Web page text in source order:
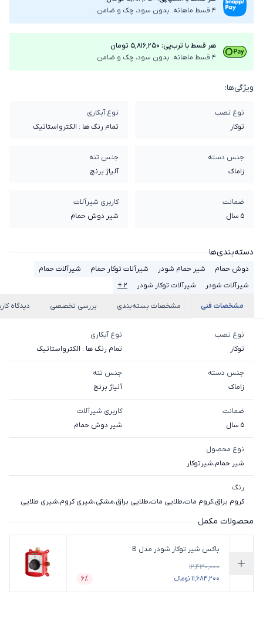
4 قسط ماهانه. بدون سود، چک و ضامن.
هر قسط با ترب‌پی: ۵٬۸۱۶٬۲۵۰ تومان
4 قسط ماهانه. بدون سود، چک و ضامن.
ویژگی‌ها:
نوع نصب
توکار
نوع آبکاری
تمام رنگ ها : الکترواستاتیک
جنس دسته
زاماک
جنس تنه
آلیاژ برنج
ضمانت
5 سال
کاربری شیرآلات
شیر دوش حمام
دسته‌بندی‌ها
دوش حمام شیر حمام شودر شیرآلات توکار حمام
شیرآلات حمام
شیرآلات شودر
شیرآلات توکار شودر ۲ +
مشخصات فنی مشخصات بسته‌بندی بررسی تخصصی دیدگاه
نوع نصب
توکار
نوع آبکاری
تمام رنگ ها : الکترواستاتیک
جنس دسته
زاماک
جنس تنه
آلیاژ برنج
ضمانت
5 سال
کاربری شیرآلات
شیر دوش حمام
نوع محصول
شیر حمام،شیرتوکار
رنگ
کروم براق،کروم مات،طلایی مات،طلایی براق،مشکی،شیری کروم،شیری طلایی
محصولات مکمل
افزودن به سبد خرید
باکس شیر توکار شودر مدل B
۱۲٬۴۳۰٬۰۰۰
۱۱٬۶۸۴٬۲۰۰ تومانء
۶٪
درصد تخفیف